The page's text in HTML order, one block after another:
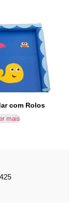
com Rolos
mais